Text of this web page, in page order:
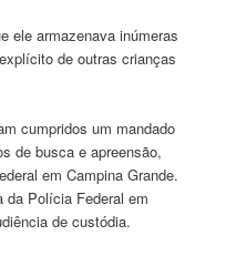
ele armazenava inúmeras
de outras crianças
cumpridos um mandado
de busca e apreensão,
em Campina Grande.
da Polícia Federal em
de custódia.